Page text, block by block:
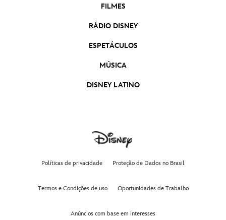
FILMES
RÁDIO DISNEY
ESPETÁCULOS
MÚSICA
DISNEY LATINO
Políticas de privacidade Proteção de Dados no Brasil
Termos e Condições de uso Oportunidades de Trabalho
Anúncios com base em interesses